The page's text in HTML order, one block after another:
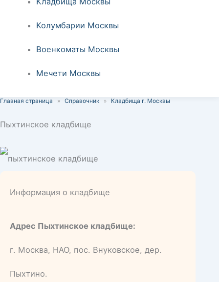
Колумбарии Москвы
Военкоматы Москвы
Мечети Москвы
Главная страница » Справочник » Кладбища г. Москвы
Пыхтинское кладбище
Информация о кладбище
Адрес Пыхтинское кладбище:
г. Москва, НАО, пос. Внуковское, дер.
Пыхтино.